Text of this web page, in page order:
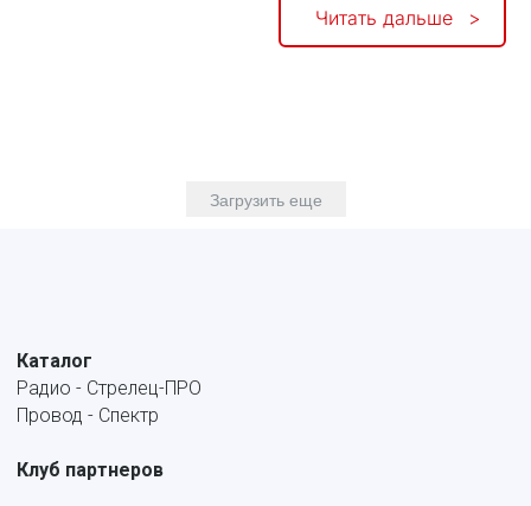
Читать дальше
Загрузить еще
Каталог
Радио - Стрелец-ПРО
Провод - Спектр
Клуб партнеров